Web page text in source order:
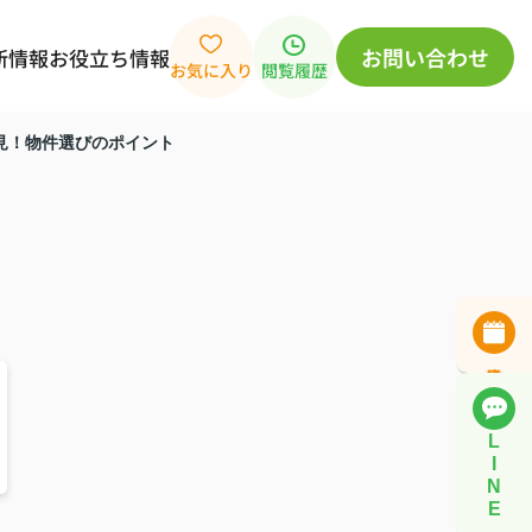
情報お役立ち情報お気に入り 閲覧履歴 お問い合わせ
L
N
E
！物件選びのポイント